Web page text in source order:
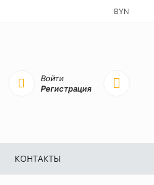
BYN
Войти
Регистрация
КОНТАКТЫ